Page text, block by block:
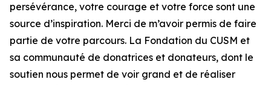
persévérance, votre courage et votre force sont une
source d’inspiration. Merci de m’avoir permis de faire
partie de votre parcours. La Fondation du CUSM et
sa communauté de donatrices et donateurs, dont le
soutien nous permet de voir grand et de réaliser